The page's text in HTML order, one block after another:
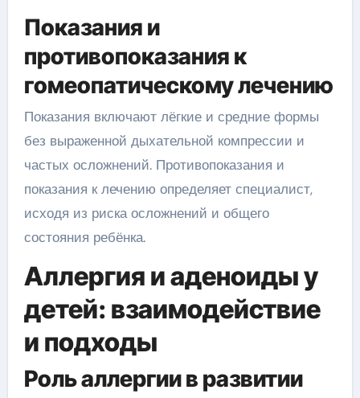
Показания и
противопоказания к
гомеопатическому лечению
Показания включают лёгкие и средние формы
без выраженной дыхательной компрессии и
частых осложнений. Противопоказания и
показания к лечению определяет специалист,
исходя из риска осложнений и общего
состояния ребёнка.
Аллергия и аденоиды у
детей: взаимодействие
и подходы
Роль аллергии в развитии